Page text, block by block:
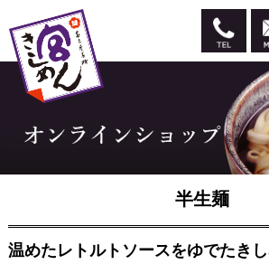
半生麺
温めたレトルトソースをゆでたき